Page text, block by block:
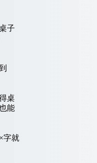
子
桌
能
字就